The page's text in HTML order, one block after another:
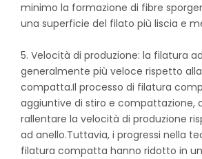
minimo la formazione di fibre
una superficie del filato più liscia e
5. Velocità di produzione: la filatura
generalmente più veloce rispetto
compatta.Il processo di filatura
aggiuntive di stiro e compattazione,
rallentare la velocità di produzione
ad anello.Tuttavia, i progressi nella
filatura compatta hanno ridotto in